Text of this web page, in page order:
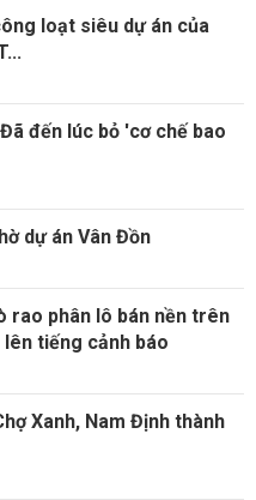
loạt siêu dự án của
đến lúc bỏ 'cơ chế bao
dự án Vân Đồn
rao phân lô bán nền trên
tiếng cảnh báo
Xanh, Nam Định thành